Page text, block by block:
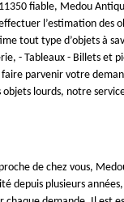
fiable, Medou
l’estimation des
tout type d’objets à
- Tableaux - Billets et
parvenir votre
lourds, notre
de chez vous,
depuis plusieurs